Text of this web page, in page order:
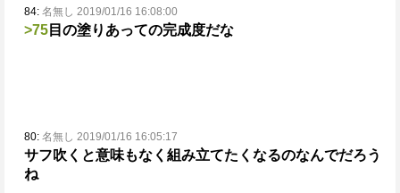
84: 名無し 2019/01/16 16:08:00
>75 目の塗りあっての完成度だな
80: 名無し 2019/01/16 16:05:17
サフ吹くと意味もなく組み立てたくなるのなんでだろう
ね